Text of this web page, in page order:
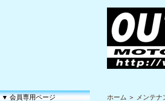
▼ 会員専用ページ ホーム ＞ メンテ